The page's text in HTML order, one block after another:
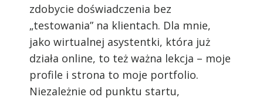
zdobycie doświadczenia bez
„testowania” na klientach. Dla mnie,
jako wirtualnej asystentki, która już
działa online, to też ważna lekcja – moje
profile i strona to moje portfolio.
Niezależnie od punktu startu,